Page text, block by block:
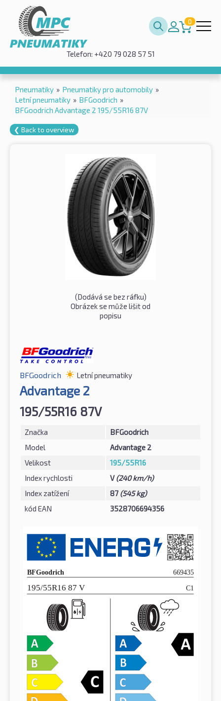
0
Telefon: +420 79 028 57 51
Pneumatiky » Pneumatiky pro automobily »
Letní pneumatiky » BFGoodrich »
BFGoodrich Advantage 2 195/55R16 87V
❮ Back to overview
(Dodává se bez ráfku)
Obrázek se může lišit od
popisu
BFGoodrich Letní pneumatiky
Advantage 2
195/55R16 87V
Značka
BFGoodrich
Model
Advantage 2
Velikost
195/55R16
Index rychlosti
V(240 km/h)
Index zatížení
87 (545 kg)
kód EAN
3528706694356